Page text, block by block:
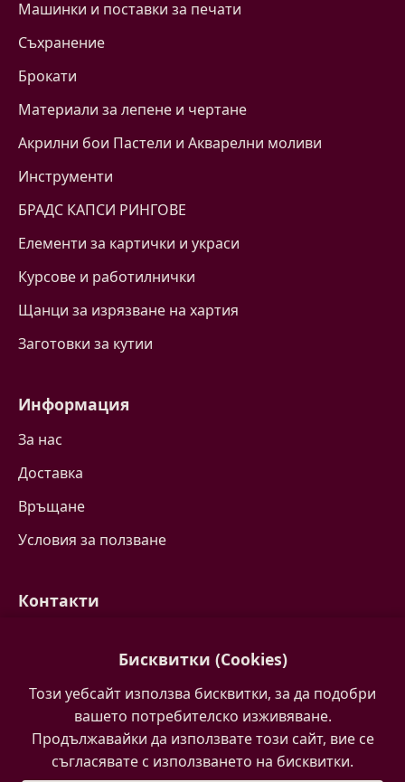
Машинки и поставки за печати
Съхранение
Брокати
Материали за лепене и чертане
Акрилни бои Пастели и Акварелни моливи
Инструменти
БРАДС КАПСИ РИНГОВЕ
Eлементи за картички и украси
Курсове и работилнички
Щанци за изрязване на хартия
Заготовки за кутии
Информация
За нас
Доставка
Връщане
Условия за ползване
Контакти
Често задавани въпроси
Партньори
Бисквитки (Cookies)
Този уебсайт използва бисквитки, за да подобри
вашето потребителско изживяване.
Продължавайки да използвате този сайт, вие се
съгласявате с използването на бисквитки.